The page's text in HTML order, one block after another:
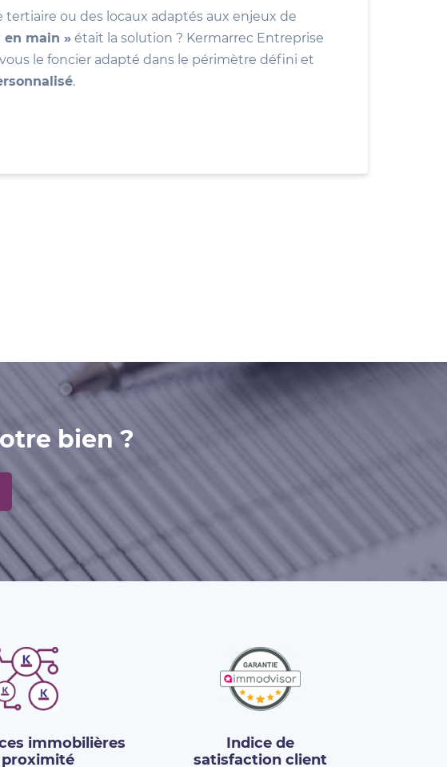
ou des locaux adaptés aux enjeux de
en main »était la solution ? Kermarrec Entreprise
le foncier adapté dans le périmètre défini et
.
bien ?
immobilières
proximité
Indice de
satisfaction client